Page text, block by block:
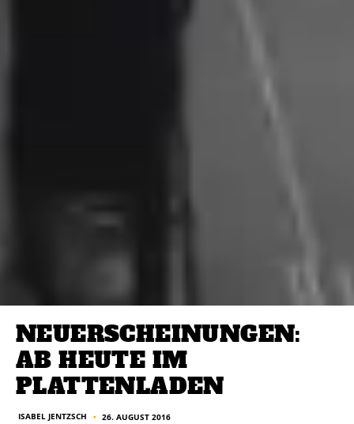
NEUERSCHEINUNGEN:
AB HEUTE IM
PLATTENLADEN
ISABEL JENTZSCH ■ 26. AUGUST 2016